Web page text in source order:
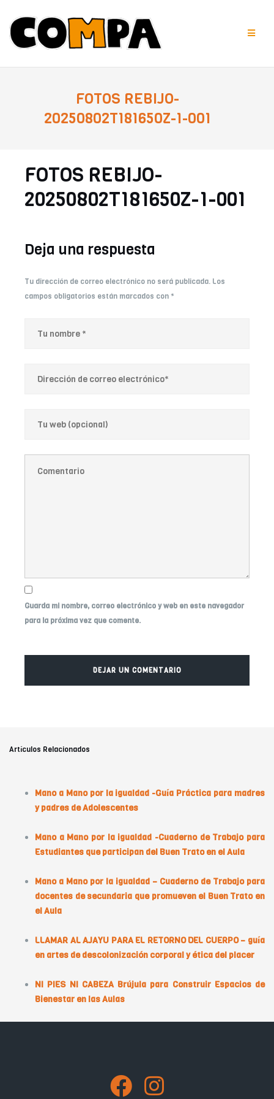
contenido
FOTOS REBIJO-
20250802T181650Z-1-001
FOTOS REBIJO-
20250802T181650Z-1-001
Deja una respuesta
Tu dirección de correo electrónico no será publicada. Los
campos obligatorios están marcados con*
Guarda mi nombre, correo electrónico y web en este navegador
para la próxima vez que comente.
Artículos Relacionados
Mano a Mano por la igualdad -Guía Práctica para madres
y padres de Adolescentes
Mano a Mano por la igualdad -Cuaderno de Trabajo para
Estudiantes que participan del Buen Trato en el Aula
Mano a Mano por la igualdad – Cuaderno de Trabajo para
docentes de secundaria que promueven el Buen Trato en
el Aula
LLAMAR AL AJAYU PARA EL RETORNO DEL CUERPO – guía
en artes de descolonización corporal y ética del placer
NI PIES NI CABEZA Brújula para Construir Espacios de
Bienestar en las Aulas